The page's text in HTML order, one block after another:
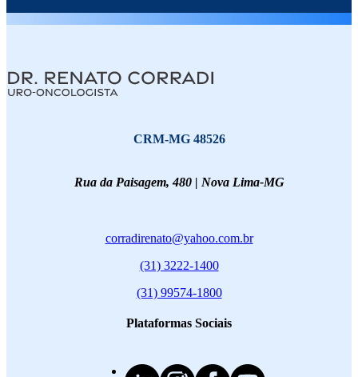
Dr. Renato Corradi
CRM-MG 48526
Rua da Paisagem, 480 | Nova Lima-MG
corradirenato@yahoo.com.br
(31) 3222-1400
(31) 99574-1800
Plataformas Sociais